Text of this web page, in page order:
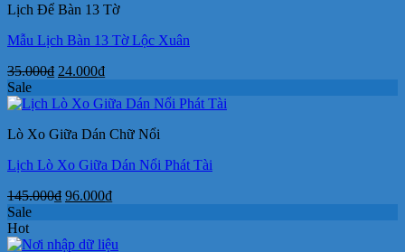
175.000₫.
Lịch Để Bàn 13 Tờ
Mẫu Lịch Bàn 13 Tờ Lộc Xuân
35.000₫ Giá
là:
24.000₫Giá
tại
24.000₫.
Sale
Lò Xo Giữa Dán Chữ Nổi
Lịch Lò Xo Giữa Dán Nổi Phát Tài
145.000₫ Giá
145.000₫.
96.000₫Giá
là:
Sale
Hot